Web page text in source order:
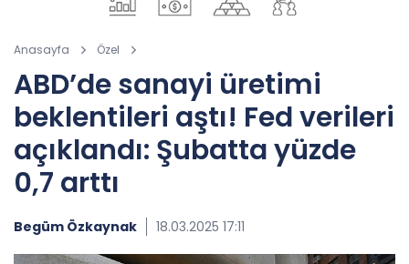
Anasayfa Özel
ABD’de sanayi üretimi
beklentileri aştı! Fed verileri
açıklandı: Şubatta yüzde
0,7 arttı
Begüm Özkaynak 18.03.2025 17:11